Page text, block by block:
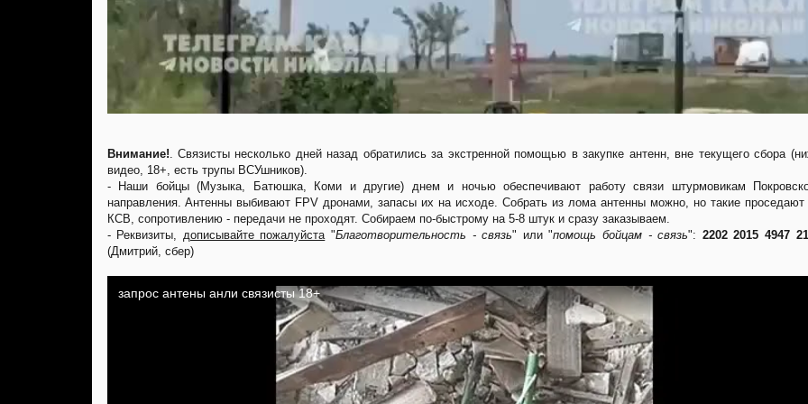
Внимание! . Связисты несколько дней назад обратились за экстренной помощью в закупке антенн, вне текущего сбора
видео, 18+, есть трупы ВСУшников).
- Наши бойцы (Музыка, Батюшка, Коми и другие) днем и ночью обеспечивают работу связи штурмовикам
направления. Антенны выбивают FPV дронами, запасы их на исходе. Собрать из лома антенны можно, но такие проседают
КСВ, сопротивлению - передачи не проходят. Собираем по-быстрому на 5-8 штук и сразу заказываем.
- Реквизиты, дописывайте пожалуйста "Благотворительность - связь" или "помощь бойцам - связь": 2202 2015 4947
(Дмитрий, сбер)